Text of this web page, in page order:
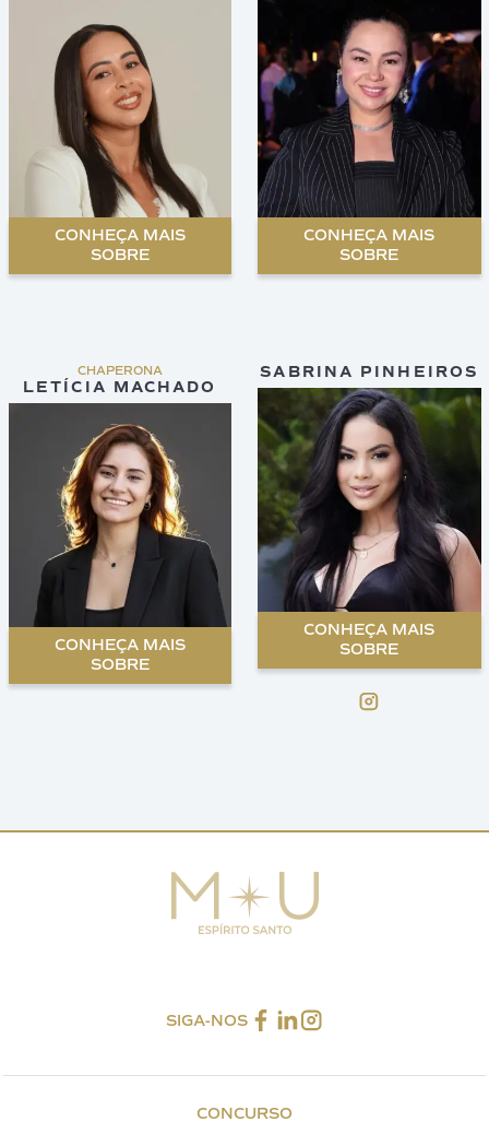
CONHEÇA MAIS
SOBRE
CONHEÇA MAIS
SOBRE
CHAPERONA
LETÍCIA MACHADO
CONHEÇA MAIS
SOBRE
SABRINA PINHEIROS
CONHEÇA MAIS
SOBRE
SIGA-NOS
CONCURSO